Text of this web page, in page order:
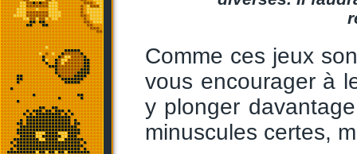
Comme ces jeux
vous encourager à
y plonger
minuscules certes,